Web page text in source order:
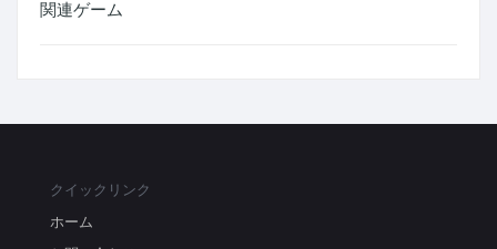
関連ゲーム
クイックリンク
ホーム